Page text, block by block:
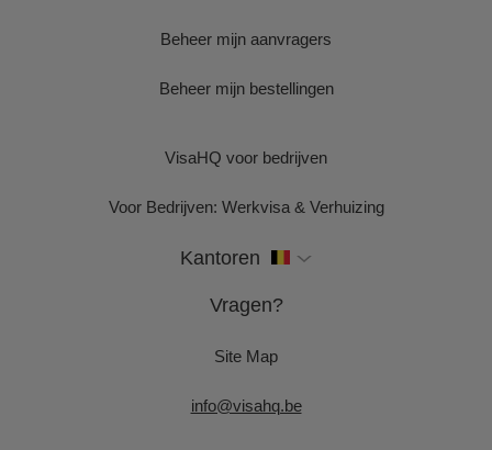
Beheer mijn aanvragers
Beheer mijn bestellingen
VisaHQ voor bedrijven
Voor Bedrijven: Werkvisa & Verhuizing
Kantoren
Vragen?
Site Map
info@visahq.be